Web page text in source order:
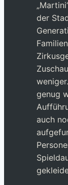
der
genug
auch